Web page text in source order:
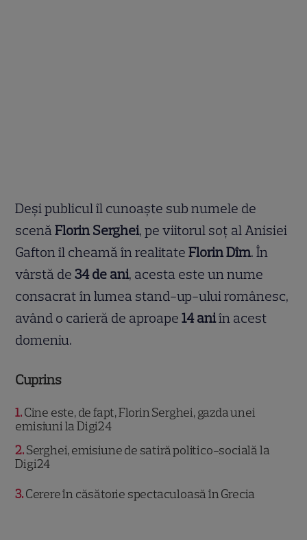
Deși publicul îl cunoaște sub numele de
scenăFlorin Serghei, pe viitorul soț al Anisiei
Gafton îl cheamă în realitateFlorin Dîm. În
vârstă de34 de ani, acesta este un nume
consacrat în lumea stand-up-ului românesc,
având o carieră de aproape14 aniîn acest
domeniu.
Cuprins
1 Cine este, de fapt, Florin Serghei, gazda unei
emisiuni la Digi24
2 Serghei, emisiune de satiră politico-socială la
Digi24
3 Cerere în căsătorie spectaculoasă în Grecia